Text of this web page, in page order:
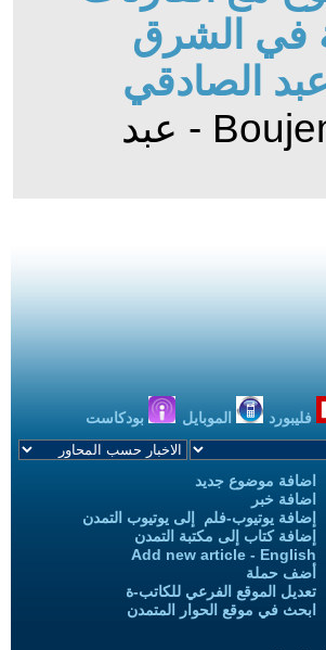
في الشرق
الصادقي
- رد الى: Boujemaa Sbiyaa - عبد
فليبورد الموبايل بودكاست
اضافة موضوع جديد
اضافة خبر
إضافة يوتيوب-فلم إلى يوتيوب التمدن
إضافة كتاب إلى مكتبة التمدن
Add new article - English
أضف حملة
تعديل الموقع الفرعي للكاتب-ة
ابحث في موقع الحوار المتمدن